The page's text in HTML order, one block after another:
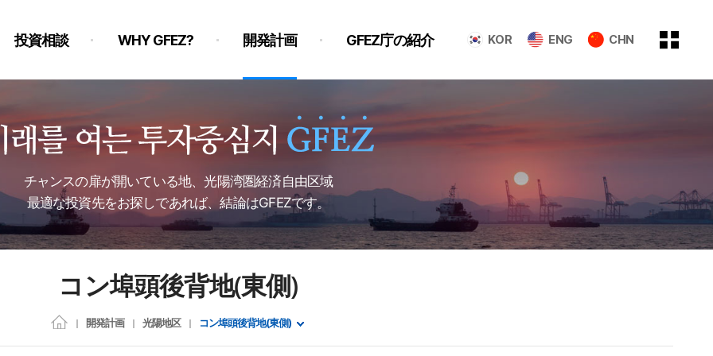
KOR ENG CHN
投資相談 WHY GFEZ? 開発計画 GFEZ庁の紹介
チャンスの扉が開いている地、光陽湾圏経済自由区域
最適な投資先をお探しであれば、結論はGFEZです。
コン埠頭後背地(東側)
開発計画 光陽地区 コン埠頭後背地(東側)